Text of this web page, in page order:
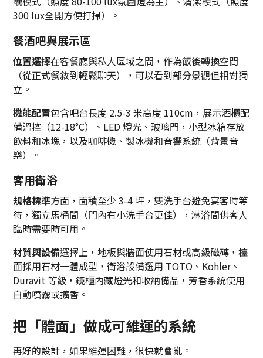
300 lux全開方便打掃）。
餐酒吧與展示區
位置選擇在客餐廳與私人區域之間，作為飯後轉換空間
（從正式餐敘到輕鬆聊天），可以看到部分景觀但相對獨
立。
機能配置包含吧台長度 2.5-3 米高度 110cm，展示酒櫃配
備溫控（12-18°C）、LED 燈光、玻璃門，小型冰箱存放
飲料和冰塊，以及咖啡機、製冰機和音響系統（背景音
樂）。
客用衛浴
規格標準方面，面積至少 3-4 坪，雙洗手台避免宴客時等
待，獨立馬桶間（門內有小洗手台更佳），淋浴間供客人
臨時需要時可用。
材質與設備選擇上，地板與牆面使用石材或高級磁磚，檯
面採用石材一體成型，衛浴設備選用 TOTO、Kohler、
Duravit 等級，鏡櫃內藏燈光和收納備品，芳香系統使用
自動噴霧或擴香。
把「體面」做成可維運的系統
再好的設計，如果維運困難，很快就會亂。